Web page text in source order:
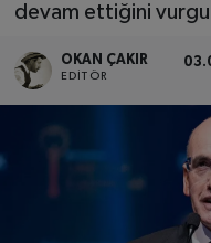
devam ettiğini
OKAN ÇAKIR
EDITÖR
YAŞAM
YEMEK